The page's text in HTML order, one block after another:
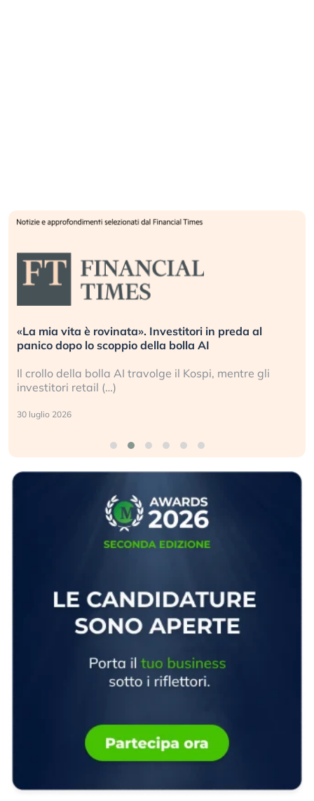
Quando la finanza pesa più dell’economia reale.
L’America sta ripetendo gli errori del 2008?
La ricchezza mondiale cresce, ma è sempre più
sganciata dall’economia reale. (…)
24 luglio 2026